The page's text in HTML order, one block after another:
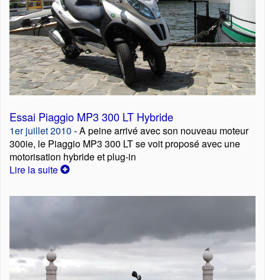
Essai Piaggio MP3 300 LT Hybride
1er juillet 2010 - A peine arrivé avec son nouveau moteur
300ie, le Piaggio MP3 300 LT se voit proposé avec une
motorisation hybride et plug-in
Lire la suite